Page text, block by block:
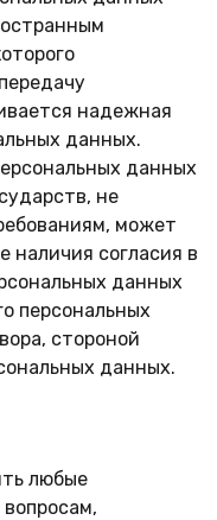
надежная
данных.
данных
не
может
наличия согласия в
данных
персональных
стороной
данных.
любые